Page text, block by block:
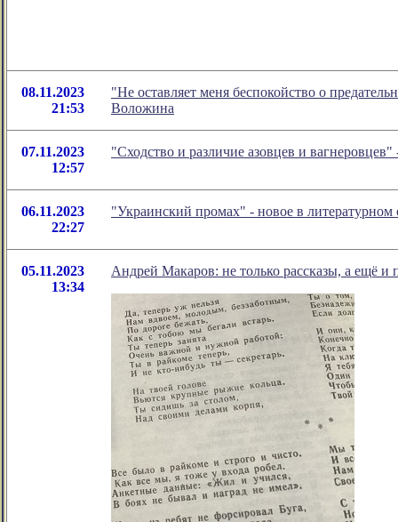
08.11.2023
21:53
"Не оставляет меня беспокойство о
Воложина
07.11.2023
12:57
"Сходство и различие азовцев и
06.11.2023
22:27
"Украинский промах" - новое в
05.11.2023
13:34
Андрей Макаров: не только рассказы, а ещё и